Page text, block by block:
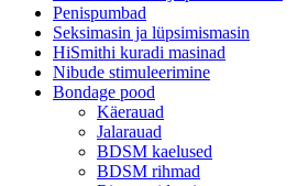
Penispumbad
Seksimasin ja lüpsimismasin
HiSmithi kuradi masinad
Nibude stimuleerimine
Bondage pood
Käerauad
Jalarauad
BDSM kaelused
BDSM rihmad